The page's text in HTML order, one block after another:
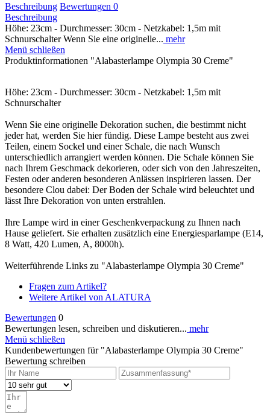
Beschreibung Bewertungen 0
Beschreibung
Höhe: 23cm - Durchmesser: 30cm - Netzkabel: 1,5m mit
Schnurschalter Wenn Sie eine originelle... mehr
Menü schließen
Produktinformationen "Alabasterlampe Olympia 30 Creme"
Höhe: 23cm - Durchmesser: 30cm - Netzkabel: 1,5m mit
Schnurschalter
Wenn Sie eine originelle Dekoration suchen, die bestimmt nicht
jeder hat, werden Sie hier fündig. Diese Lampe besteht aus zwei
Teilen, einem Sockel und einer Schale, die nach Wunsch
unterschiedlich arrangiert werden können. Die Schale können Sie
nach Ihrem Geschmack dekorieren, oder sich von den Jahreszeiten,
Festen oder anderen besonderen Anlässen inspirieren lassen. Der
besondere Clou dabei: Der Boden der Schale wird beleuchtet und
lässt Ihre Dekoration von unten erstrahlen.
Ihre Lampe wird in einer Geschenkverpackung zu Ihnen nach
Hause geliefert. Sie erhalten zusätzlich eine Energiesparlampe (E14,
8 Watt, 420 Lumen, A, 8000h).
Weiterführende Links zu "Alabasterlampe Olympia 30 Creme"
Fragen zum Artikel?
Weitere Artikel von ALATURA
Bewertungen 0
Bewertungen lesen, schreiben und diskutieren... mehr
Menü schließen
Kundenbewertungen für "Alabasterlampe Olympia 30 Creme"
Bewertung schreiben